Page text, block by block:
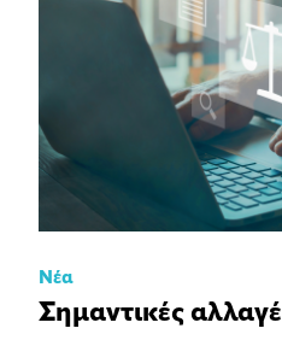
Νέα
Σημαντικές